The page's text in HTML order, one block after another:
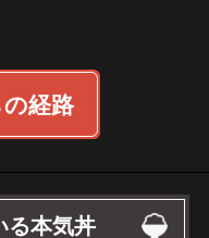
経路
る本気丼